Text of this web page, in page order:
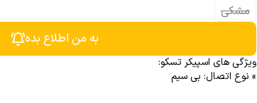
مشکی
به من اطلاع بده
ویژگی های اسپیکر تسکو:
» نوع اتصال: بی سیم